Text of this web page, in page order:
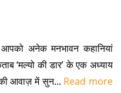
आपको अनेक मनभावन कहानियां
‘मल्यो की डार’ के एक अध्याय
की आवाज़ में सुन... Read more